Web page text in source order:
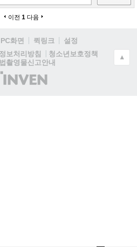
이전 1 다음
PC화면 퀵링크
설정
보처리방침
청소년보호정책
촬영물신고안내
(주)
인
▲